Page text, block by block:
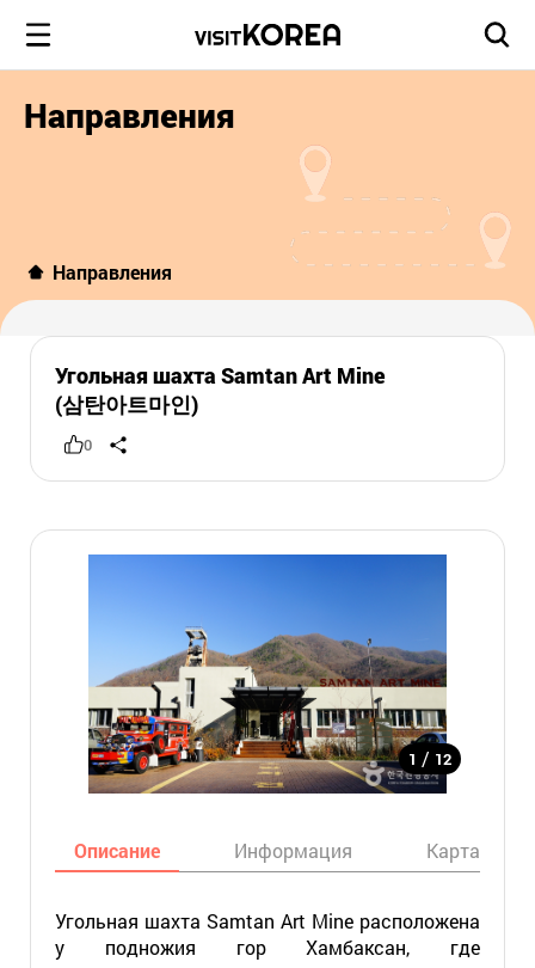
Направления
Направления
Угольная шахта Samtan Art Mine
(삼탄아트마인)
0
1 / 12
Описание Информация Карта
Угольная шахта Samtan Art Mine расположена
у подножия гор Хамбаксан, где